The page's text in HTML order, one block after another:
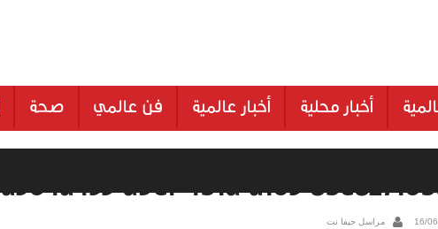
أخبار محلية أخبار عالمية فن عالمي صحة
a364a455-d9ef-4b1d-a105-
16/ مراسل حيفا نت